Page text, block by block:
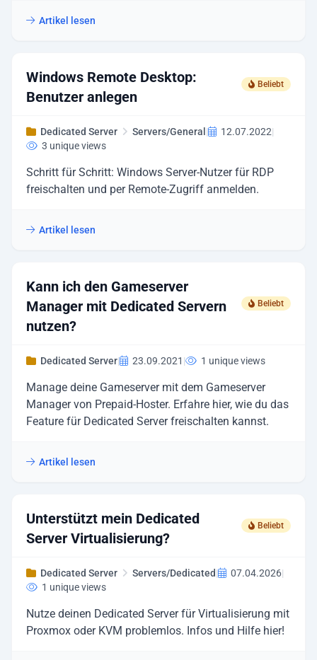
Artikel lesen
Beliebt
Windows Remote Desktop:
Benutzer anlegen
Dedicated Server Servers/General | 12.07.2022|
3 unique views
Schritt für Schritt: Windows Server-Nutzer für RDP
freischalten und per Remote-Zugriff anmelden.
Artikel lesen
Beliebt
Kann ich den Gameserver
Manager mit Dedicated Servern
nutzen?
Dedicated Server| 23.09.2021 | 1 unique views
Manage deine Gameserver mit dem Gameserver
Manager von Prepaid-Hoster. Erfahre hier, wie du das
Feature für Dedicated Server freischalten kannst.
Artikel lesen
Beliebt
Unterstützt mein Dedicated
Server Virtualisierung?
Dedicated Server Servers/Dedicated| 07.04.2026|
1 unique views
Nutze deinen Dedicated Server für Virtualisierung mit
Proxmox oder KVM problemlos. Infos und Hilfe hier!